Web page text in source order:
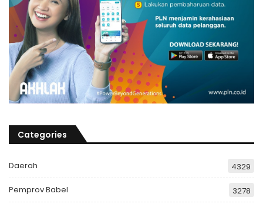
Categories
Daerah 4329
Pemprov Babel 3278